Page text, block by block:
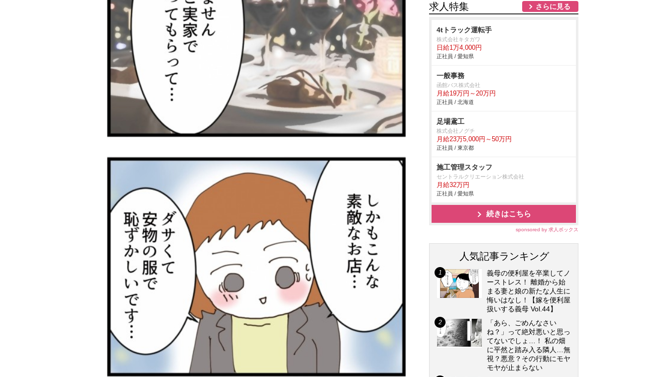
求人特集 さらに見る
4tトラック運転手
株式会社キタガワ
日給1万4,000円
正社員 / 愛知県
一般事務
函館バス株式会社
月給19万円～20万円
正社員 / 北海道
足場鳶工
株式会社ノグチ
月給23万5,000円～50万円
正社員 / 東京都
施工管理スタッフ
セントラルクリエーション株式会社
月給32万円
正社員 / 愛知県
続きはこちら
sponsored by 求人ボックス
人気記事ランキング
義母の便利屋を卒業してノ
ーストレス！ 離婚から始
まる妻と娘の新たな人生に
悔いはなし！【嫁を便利屋
扱いする義母 Vol.44】
「あら、ごめんなさい
ね？」って絶対悪いと思っ
てないでしょ…！ 私の畑
に平然と踏み入る隣人…無
視？悪意？その行動にモヤ
モヤが止まらない